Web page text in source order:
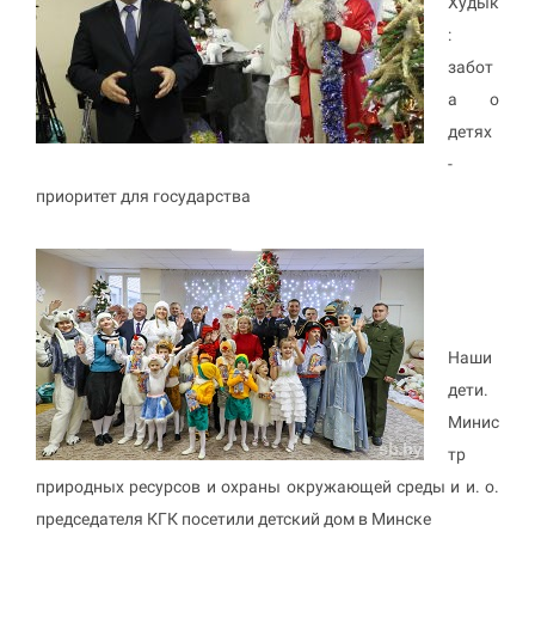
:
забот
а о
детях
-
приоритет для государства
Наши
дети.
Минис
тр
природных ресурсов и охраны окружающей среды и и. о.
председателя КГК посетили детский дом в Минске